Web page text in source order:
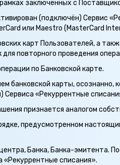
заключенных с
(подключён) Сервис
или Maestro (MasterCard
карт Пользователей, а
повторного проведения
по Банковской карте.
банковской карты,
Сервиса «Рекуррентные
признается аналогом
предусмотренном
Банка, Банка-эмитента.
списания».